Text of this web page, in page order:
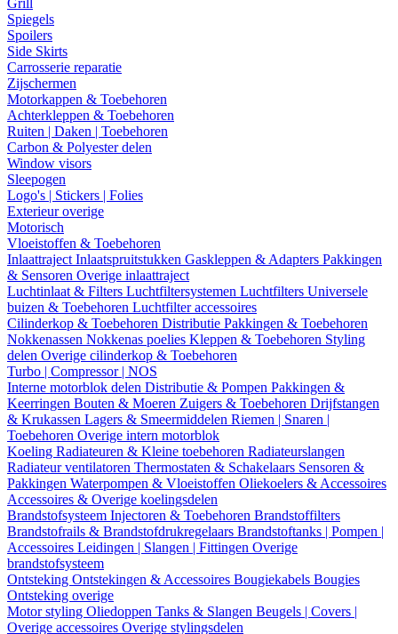
Grill
Spiegels
Spoilers
Side Skirts
Carrosserie reparatie
Zijschermen
Motorkappen & Toebehoren
Achterkleppen & Toebehoren
Ruiten | Daken | Toebehoren
Carbon & Polyester delen
Window visors
Sleepogen
Logo's | Stickers | Folies
Exterieur overige
Motorisch
Vloeistoffen & Toebehoren
Inlaattraject Inlaatspruitstukken Gaskleppen & Adapters Pakkingen
& Sensoren Overige inlaattraject
Luchtinlaat & Filters Luchtfiltersystemen Luchtfilters Universele
buizen & Toebehoren Luchtfilter accessoires
Cilinderkop & Toebehoren Distributie Pakkingen & Toebehoren
Nokkenassen Nokkenas poelies Kleppen & Toebehoren Styling
delen Overige cilinderkop & Toebehoren
Turbo | Compressor | NOS
Interne motorblok delen Distributie & Pompen Pakkingen &
Keerringen Bouten & Moeren Zuigers & Toebehoren Drijfstangen
& Krukassen Lagers & Smeermiddelen Riemen | Snaren |
Toebehoren Overige intern motorblok
Koeling Radiateuren & Kleine toebehoren Radiateurslangen
Radiateur ventilatoren Thermostaten & Schakelaars Sensoren &
Pakkingen Waterpompen & Vloeistoffen Oliekoelers & Accessoires
Accessoires & Overige koelingsdelen
Brandstofsysteem Injectoren & Toebehoren Brandstoffilters
Brandstofrails & Brandstofdrukregelaars Brandstoftanks | Pompen |
Accessoires Leidingen | Slangen | Fittingen Overige
brandstofsysteem
Ontsteking Ontstekingen & Accessoires Bougiekabels Bougies
Ontsteking overige
Motor styling Oliedoppen Tanks & Slangen Beugels | Covers |
Overige accessoires Overige stylingsdelen